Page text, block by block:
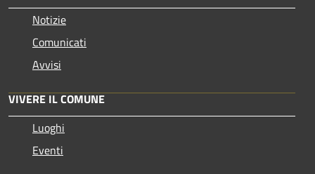
Notizie
Comunicati
Avvisi
VIVERE IL COMUNE
Luoghi
Eventi